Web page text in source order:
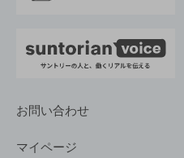
お問い合わせ
マイページ